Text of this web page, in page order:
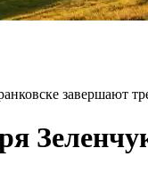
завершают